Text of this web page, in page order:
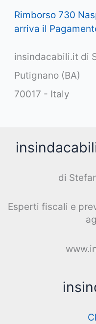
Rimborso 730
arriva il
insindacabili.it di
Putignano (BA)
70017 - Italy
di
Esperti fiscali e